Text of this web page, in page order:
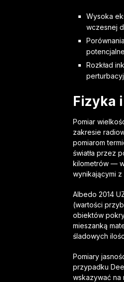
Wysoka
wczesnej
Rozkład
Fizyka
Pomiar
zakresie
pomiarom
światła przez
kilometrów —
wynikającymi z
Albedo 2014
(wartości
obiektów
mieszanką
śladowych
Pomiary
przypadku
wskazywać na